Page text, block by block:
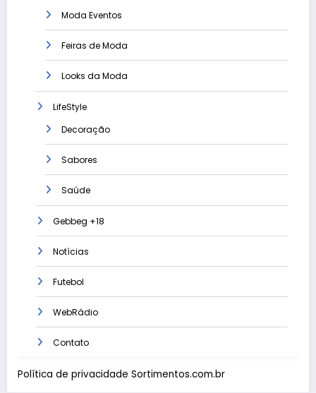
Moda Eventos
Feiras de Moda
Looks da Moda
LifeStyle
Decoração
Sabores
Saúde
Gebbeg +18
Notícias
Futebol
WebRádio
Contato
Política de privacidade Sortimentos.com.br